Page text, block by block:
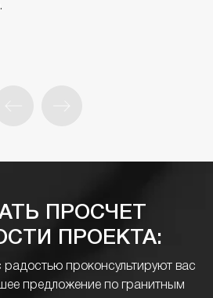
ПРОСЧЕТ
ПРОЕКТА:
проконсультируют вас
предложение по гранитным